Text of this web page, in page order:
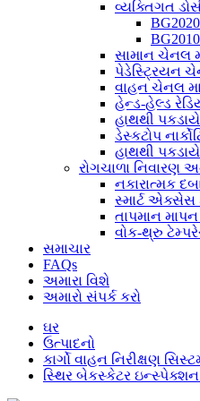
વ્યક્તિગત
સામાન ચેનલ
પેડેસ્ટ્રિયન
વાહન ચેનલ
હેન્ડ-હેલ્ડ
હાથથી
ડેસ્કટોપ
હાથથી
રોગચાળા નિવારણ
નકારાત્મક
સ્માર્ટ એક્સેસ
તાપમાન
વોક-થ્રુ
સમાચાર
FAQs
અમારા વિશે
અમારો સંપર્ક કરો
ઘર
ઉત્પાદનો
કાર્ગો વાહન નિરીક્ષણ
સ્થિર બેકસ્કેટર